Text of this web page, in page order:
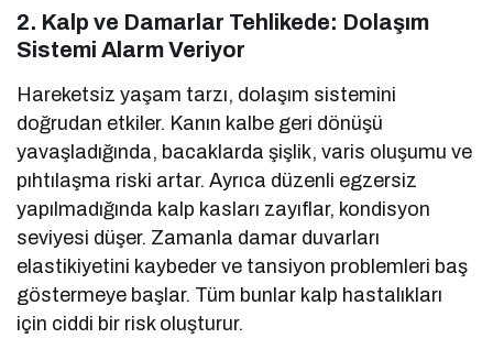
2. Kalp ve Damarlar Tehlikede: Dolaşım
Sistemi Alarm Veriyor
Hareketsiz yaşam tarzı, dolaşım sistemini
doğrudan etkiler. Kanın kalbe geri dönüşü
yavaşladığında, bacaklarda şişlik, varis oluşumu ve
pıhtılaşma riski artar. Ayrıca düzenli egzersiz
yapılmadığında kalp kasları zayıflar, kondisyon
seviyesi düşer. Zamanla damar duvarları
elastikiyetini kaybeder ve tansiyon problemleri baş
göstermeye başlar. Tüm bunlar kalp hastalıkları
için ciddi bir risk oluşturur.